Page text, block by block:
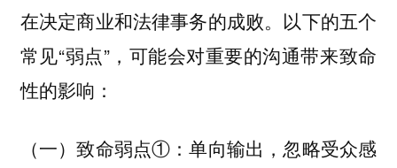
在决定商业和法律事务的成败。以下的五个
常见“弱点”，可能会对重要的沟通带来致命
性的影响：
（一）致命弱点①：单向输出，忽略受众感